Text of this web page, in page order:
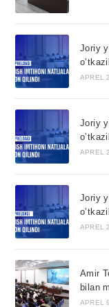
Joriy
APREL
Joriy
APREL
Joriy
APREL
Amir
bilan
APREL